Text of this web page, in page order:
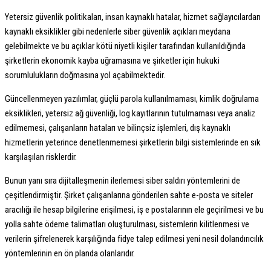
Yetersiz güvenlik politikaları, insan kaynaklı hatalar, hizmet sağlayıcılardan
kaynaklı eksiklikler gibi nedenlerle siber güvenlik açıkları meydana
gelebilmekte ve bu açıklar kötü niyetli kişiler tarafından kullanıldığında
şirketlerin ekonomik kayba uğramasına ve şirketler için hukuki
sorumlulukların doğmasına yol açabilmektedir.
Güncellenmeyen yazılımlar, güçlü parola kullanılmaması, kimlik doğrulama
eksiklikleri, yetersiz ağ güvenliği, log kayıtlarının tutulmaması veya analiz
edilmemesi, çalışanların hataları ve bilinçsiz işlemleri, dış kaynaklı
hizmetlerin yeterince denetlenmemesi şirketlerin bilgi sistemlerinde en sık
karşılaşılan risklerdir.
Bunun yanı sıra dijitalleşmenin ilerlemesi siber saldırı yöntemlerini de
çeşitlendirmiştir. Şirket çalışanlarına gönderilen sahte e-posta ve siteler
aracılığı ile hesap bilgilerine erişilmesi, iş e postalarının ele geçirilmesi ve bu
yolla sahte ödeme talimatları oluşturulması, sistemlerin kilitlenmesi ve
verilerin şifrelenerek karşılığında fidye talep edilmesi yeni nesil dolandırıcılık
yöntemlerinin en ön planda olanlarıdır.